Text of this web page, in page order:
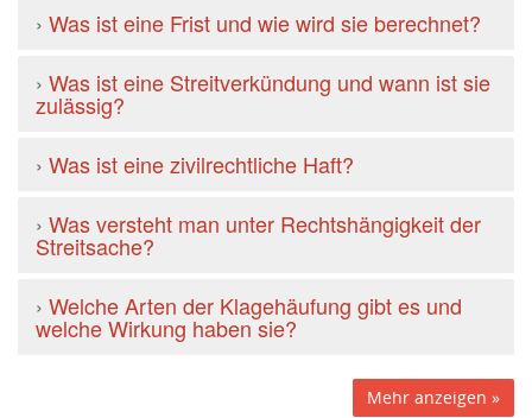
› Was ist eine Frist und wie wird sie berechnet?
› Was ist eine Streitverkündung und wann ist sie
zulässig?
› Was ist eine zivilrechtliche Haft?
› Was versteht man unter Rechtshängigkeit der
Streitsache?
› Welche Arten der Klagehäufung gibt es und
welche Wirkung haben sie?
Mehr anzeigen »